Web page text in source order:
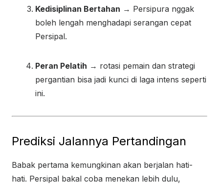
Kedisiplinan Bertahan → Persipura nggak
boleh lengah menghadapi serangan cepat
Persipal.
Peran Pelatih → rotasi pemain dan strategi
pergantian bisa jadi kunci di laga intens seperti
ini.
Prediksi Jalannya Pertandingan
Babak pertama kemungkinan akan berjalan hati-
hati. Persipal bakal coba menekan lebih dulu,